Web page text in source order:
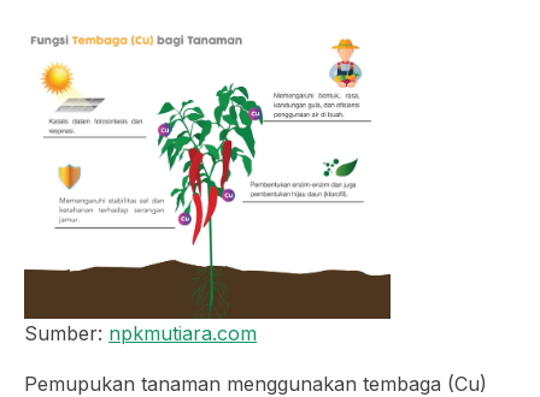
Sumber: npkmutiara.com
Pemupukan tanaman menggunakan tembaga (Cu)